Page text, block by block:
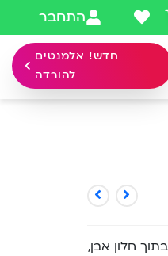
התחבר
חדש! אלמנטים
להורדה
חלון אבן,